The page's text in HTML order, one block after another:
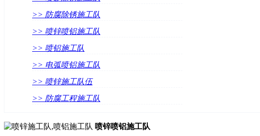
>> 防腐除锈施工队
>> 喷锌喷铝施工队
>> 喷铝施工队
>> 电弧喷铝施工队
>> 喷锌施工队伍
>> 防腐工程施工队
喷锌喷铝施工队